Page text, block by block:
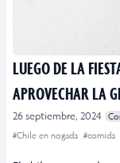
LUEGO DE LA
APROVECHAR LA
26 septiembre, 2024
#Chile en nogada #comida